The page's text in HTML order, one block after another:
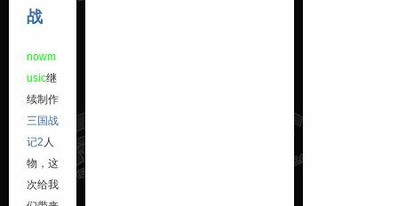
战
nowm
usic继
续制作
三国战
记2 人
物，这
次给我